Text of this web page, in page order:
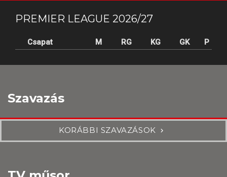
PREMIER LEAGUE 2026/27
Csapat M RG KG GK P
Szavazás
KORÁBBI SZAVAZÁSOK